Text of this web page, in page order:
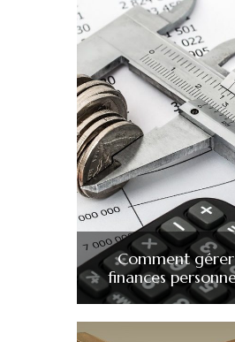
Comment gérer
finances